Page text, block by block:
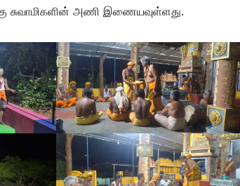
சுவாமிகளின் அணி இணையவுள்ளது.